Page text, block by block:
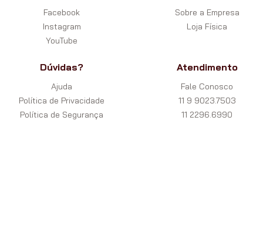
Facebook
Instagram
YouTube
Sobre a Empresa
Loja Física
Dúvidas?
Ajuda
Política de Privacidade
Política de Segurança
Atendimento
Fale Conosco
11 9 9023.7503
11 2296.6990